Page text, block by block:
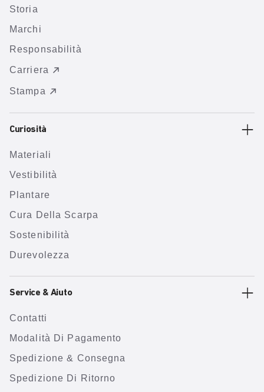
Storia
Marchi
Responsabilità
Carriera
Stampa
Curiosità
Materiali
Vestibilità
Plantare
Cura Della Scarpa
Sostenibilità
Durevolezza
Service & Aiuto
Contatti
Modalità Di Pagamento
Spedizione & Consegna
Spedizione Di Ritorno